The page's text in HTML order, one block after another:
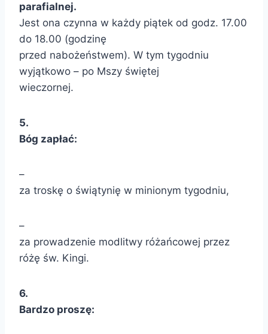
parafialnej.
Jest ona czynna w każdy piątek od godz. 17.00
do 18.00 (godzinę
przed nabożeństwem). W tym tygodniu
wyjątkowo – po Mszy świętej
wieczornej.
5.
Bóg zapłać:
–
za troskę o świątynię w minionym tygodniu,
–
za prowadzenie modlitwy różańcowej przez
różę św. Kingi.
6.
Bardzo proszę: